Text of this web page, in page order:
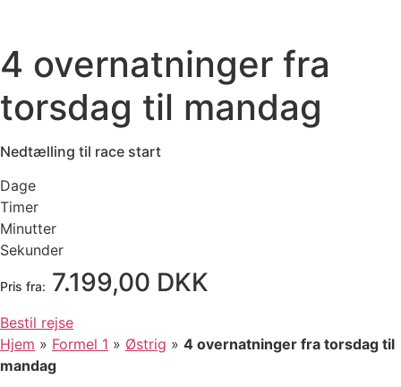
4 overnatninger fra
torsdag til mandag
Nedtælling til race start
Dage
Timer
Minutter
Sekunder
Pris fra: 7.199,00 DKK
Bestil rejse
Hjem » Formel 1 » Østrig » 4 overnatninger fra torsdag til
mandag